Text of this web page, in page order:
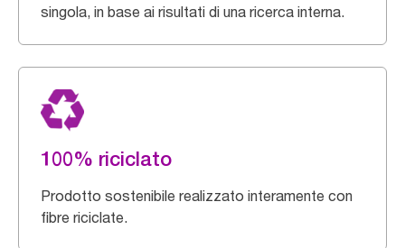
singola, in base ai risultati di una ricerca interna.
100% riciclato
Prodotto sostenibile realizzato interamente con
fibre riciclate.